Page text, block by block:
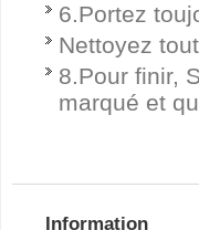
6.Portez
Nettoyez
8.Pour finir,
marqué et
Information